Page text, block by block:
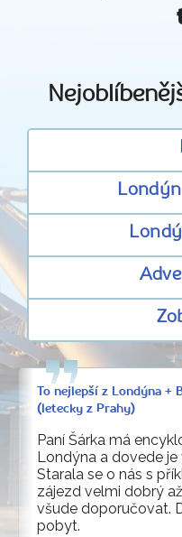
To nejlepší z Londýna +
(letecky z Prahy)
Paní Šárka má
Londýna a dovede
Starala se o nás s
zájezd velmi dobrý
všude doporučovat.
pobyt.